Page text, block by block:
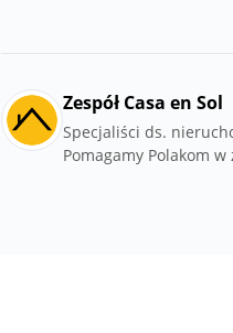
Zespół Casa en Sol
Specjaliści ds.
Pomagamy Polakom